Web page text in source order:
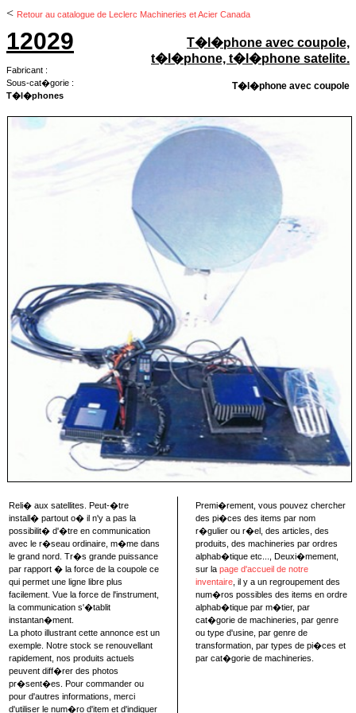
< Retour au catalogue de Leclerc Machineries et Acier Canada
12029
Fabricant :
Sous-cat�gorie :
T�l�phones
T�l�phone avec coupole,
t�l�phone, t�l�phone satelite.
T�l�phone avec coupole
Reli� aux satellites. Peut-�tre
install� partout o� il n'y a pas la
possibilit� d'�tre en communication
avec le r�seau ordinaire, m�me dans
le grand nord. Tr�s grande puissance
par rapport � la force de la coupole ce
qui permet une ligne libre plus
facilement. Vue la force de l'instrument,
la communication s'�tablit
instantan�ment.
La photo illustrant cette annonce est un
exemple. Notre stock se renouvellant
rapidement, nos produits actuels
peuvent diff�rer des photos
pr�sent�es. Pour commander ou
pour d'autres informations, merci
d'utiliser le num�ro d'item et d'indiquer
Premi�rement, vous pouvez chercher
des pi�ces des items par nom
r�gulier ou r�el, des articles, des
produits, des machineries par ordres
alphab�tique etc..., Deuxi�mement,
sur la page d'accueil de notre
inventaire , il y a un regroupement des
num�ros possibles des items en ordre
alphab�tique par m�tier, par
cat�gorie de machineries, par genre
ou type d'usine, par genre de
transformation, par types de pi�ces et
par cat�gorie de machineries.